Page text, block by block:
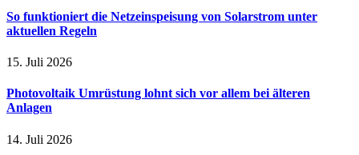
So funktioniert die Netzeinspeisung von Solarstrom unter
aktuellen Regeln
15. Juli 2026
Photovoltaik Umrüstung lohnt sich vor allem bei älteren
Anlagen
14. Juli 2026